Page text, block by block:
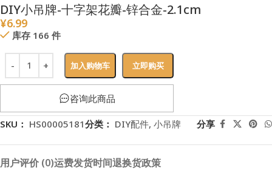
DIY小吊牌-十字架花瓣-锌合金-2.1cm
¥6.99
库存 166 件
加入购物车 立即购买
咨询此商品
SKU： HS00005181分类： DIY配件, 小吊牌 分享
用户评价 (0)运费发货时间退换货政策